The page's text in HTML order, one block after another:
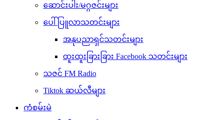
ဆောင်းပါး/မဂ္ဂဇင်းများ
ပေါ်ပြူလာသတင်းများ
အနုပညာရှင်သတင်းများ
ထူးထူးခြားခြား Facebook သတင်းများ
သဇင် FM Radio
Tiktok ဆယ်လီများ
ကံစမ်းမဲ